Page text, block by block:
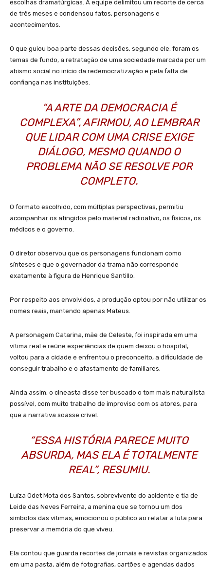
escolhas dramatúrgicas. A equipe delimitou um recorte de cerca
de três meses e condensou fatos, personagens e
acontecimentos.
O que guiou boa parte dessas decisões, segundo ele, foram os
temas de fundo, a retratação de uma sociedade marcada por um
abismo social no início da redemocratização e pela falta de
confiança nas instituições.
“A ARTE DA DEMOCRACIA É
COMPLEXA”, AFIRMOU, AO LEMBRAR
QUE LIDAR COM UMA CRISE EXIGE
DIÁLOGO, MESMO QUANDO O
PROBLEMA NÃO SE RESOLVE POR
COMPLETO.
O formato escolhido, com múltiplas perspectivas, permitiu
acompanhar os atingidos pelo material radioativo, os físicos, os
médicos e o governo.
O diretor observou que os personagens funcionam como
sínteses e que o governador da trama não corresponde
exatamente à figura de Henrique Santillo.
Por respeito aos envolvidos, a produção optou por não utilizar os
nomes reais, mantendo apenas Mateus.
A personagem Catarina, mãe de Celeste, foi inspirada em uma
vítima real e reúne experiências de quem deixou o hospital,
voltou para a cidade e enfrentou o preconceito, a dificuldade de
conseguir trabalho e o afastamento de familiares.
Ainda assim, o cineasta disse ter buscado o tom mais naturalista
possível, com muito trabalho de improviso com os atores, para
que a narrativa soasse crível.
“ESSA HISTÓRIA PARECE MUITO
ABSURDA, MAS ELA É TOTALMENTE
REAL”, RESUMIU.
Luíza Odet Mota dos Santos, sobrevivente do acidente e tia de
Leide das Neves Ferreira, a menina que se tornou um dos
símbolos das vítimas, emocionou o público ao relatar a luta para
preservar a memória do que viveu.
Ela contou que guarda recortes de jornais e revistas organizados
em uma pasta, além de fotografias, cartões e agendas dados